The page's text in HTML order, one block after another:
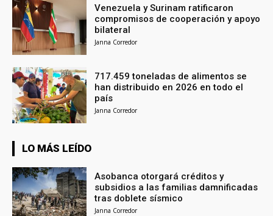
Venezuela y Surinam ratificaron
compromisos de cooperación y apoyo
bilateral
Janna Corredor
717.459 toneladas de alimentos se
han distribuido en 2026 en todo el
país
Janna Corredor
LO MÁS LEÍDO
Asobanca otorgará créditos y
subsidios a las familias damnificadas
tras doblete sísmico
Janna Corredor